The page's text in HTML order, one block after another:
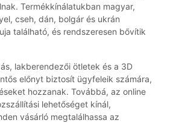
Termékkínálatukban magyar,
cseh, dán, bolgár és ukrán
található, és rendszeresen bővítik
lakberendezői ötletek és a 3D
előnyt biztosít ügyfeleik számára,
hozzanak. Továbbá, az online
lehetőséget kínál,
vásárló megtalálhassa az